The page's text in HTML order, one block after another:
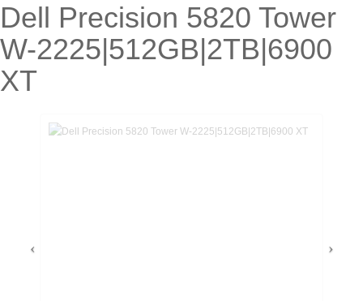
Dell Precision 5820 Tower
W-2225|512GB|2TB|6900
XT